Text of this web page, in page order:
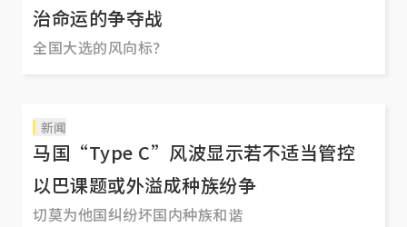
治命运的争夺战
全国大选的风向标？
新闻
马国“Type C”风波显示若不适当管控
以巴课题或外溢成种族纷争
切莫为他国纠纷坏国内种族和谐